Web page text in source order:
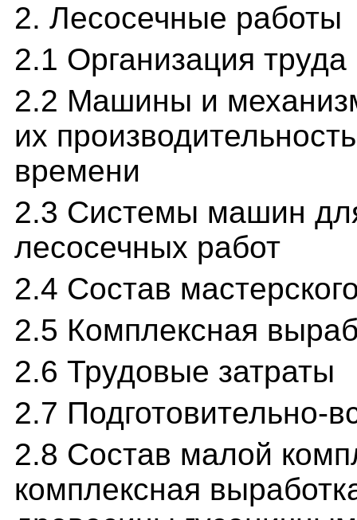
2. Лесосечные работы
2.1 Организация труда
2.2 Машины и
их
времени
2.3 Системы машин
лесосечных работ
2.4 Состав
2.5 Комплексная
2.6 Трудовые затраты
2.7 Подготовительно-
2.8 Состав малой
комплексная